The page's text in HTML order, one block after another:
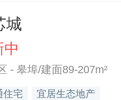
城
中
- 皋埠/建面89-207m²
住宅 宜居生态地产